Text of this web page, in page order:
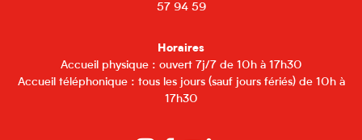
57 94 59
Horaires
Accueil physique : ouvert 7j/7 de 10h à 17h30
Accueil téléphonique : tous les jours (sauf jours fériés) de 10h à
17h30